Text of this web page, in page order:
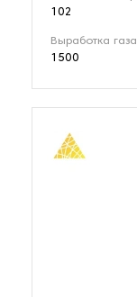
102
Выработка
1500